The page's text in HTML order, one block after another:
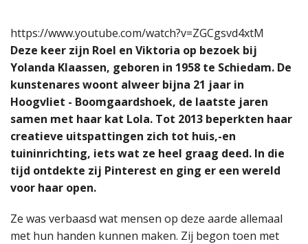
https://www.youtube.com/watch?v=ZGCgsvd4xtM
Deze keer zijn Roel en Viktoria op bezoek bij
Yolanda Klaassen, geboren in 1958 te Schiedam. De
kunstenares woont alweer bijna 21 jaar in
Hoogvliet - Boomgaardshoek, de laatste jaren
samen met haar kat Lola. Tot 2013 beperkten haar
creatieve uitspattingen zich tot huis,-en
tuininrichting, iets wat ze heel graag deed. In die
tijd ontdekte zij Pinterest en ging er een wereld
voor haar open.
Ze was verbaasd wat mensen op deze aarde allemaal
met hun handen kunnen maken. Zij begon toen met